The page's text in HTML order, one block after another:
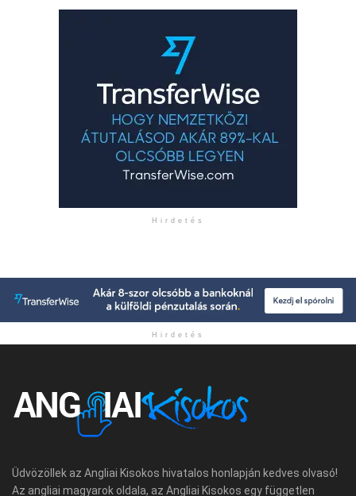
Hirdetés
Hirdetés
Üdvözöllek az Angliai Kisokos hivatalos honlapján kedves olvasó!
Az angliai magyarok oldala, az Angliai Kisokos egy független